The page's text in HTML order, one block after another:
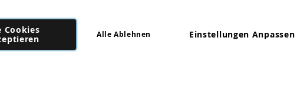
Copyright 1997 - 2026 AD NL B.V. Alle Rechte vorbehalten.
B.V Dirk Hartogweg 14 DC1 Unit 5 5928LV Venlo, Firmennummer: 863029607
Cookies
Einstellungen Anpassen
Alle Ablehnen